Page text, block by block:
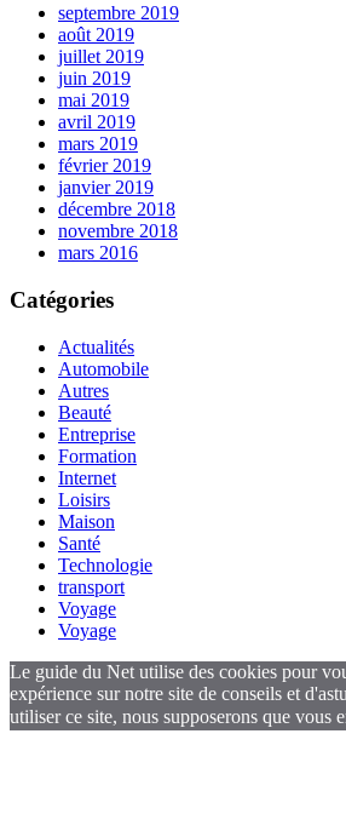
septembre 2019
août 2019
juillet 2019
juin 2019
mai 2019
avril 2019
mars 2019
février 2019
janvier 2019
décembre 2018
novembre 2018
mars 2016
Catégories
Actualités
Automobile
Autres
Beauté
Entreprise
Formation
Internet
Loisirs
Maison
Santé
Technologie
transport
Voyage
Voyage
Le guide du Net utilise des cookies pour
expérience sur notre site de conseils et
utiliser ce site, nous supposerons que vous